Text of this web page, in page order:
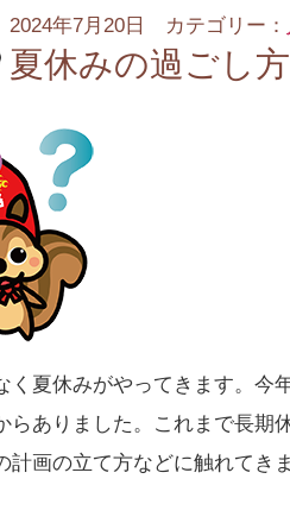
2024年7月20日 カテゴリー：
夏休みの過ごし方
夏休みがやってきます。今
らありました。これまで長期
計画の立て方などに触れてき